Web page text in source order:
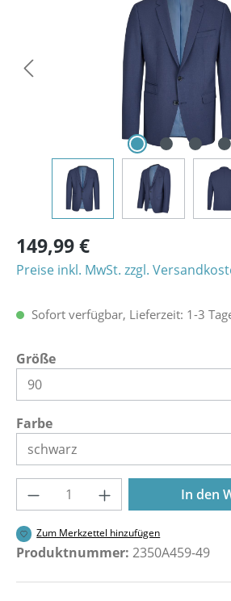
149,99 €
Preise inkl. MwSt. zzgl.
Sofort verfügbar, Lieferzeit: 1-3
Größeauswählen
Farbeauswählen
Produkt Anzahl: GibIn den
Zum Merkzettel hinzufügen
Produktnummer: 2350A459-49